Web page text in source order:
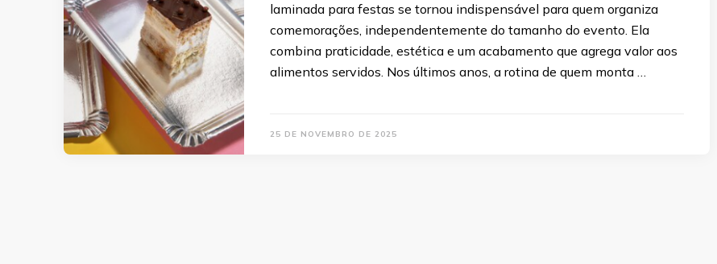
laminada para festas se tornou indispensável para quem organiza
comemorações, independentemente do tamanho do evento. Ela
combina praticidade, estética e um acabamento que agrega valor aos
alimentos servidos. Nos últimos anos, a rotina de quem monta …
25 DE NOVEMBRO DE 2025